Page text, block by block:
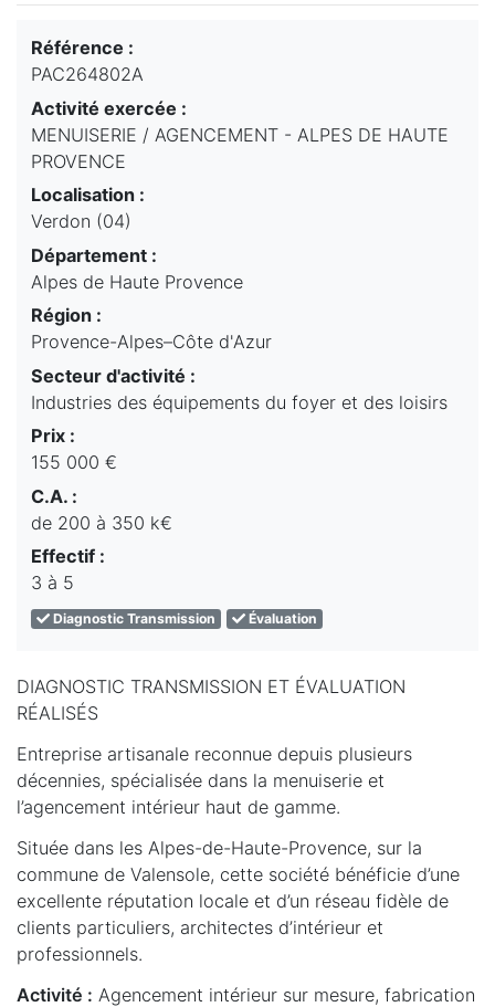
Référence :
PAC264802A
Activité exercée :
MENUISERIE / AGENCEMENT - ALPES DE HAUTE
PROVENCE
Localisation :
Verdon (04)
Département :
Alpes de Haute Provence
Région :
Provence-Alpes–Côte d'Azur
Secteur d'activité :
Industries des équipements du foyer et des loisirs
Prix :
155 000 €
C.A. :
de 200 à 350 k€
Effectif :
3 à 5
Diagnostic Transmission Évaluation
DIAGNOSTIC TRANSMISSION ET ÉVALUATION
RÉALISÉS
Entreprise artisanale reconnue depuis plusieurs
décennies, spécialisée dans la menuiserie et
l’agencement intérieur haut de gamme.
Située dans les Alpes-de-Haute-Provence, sur la
commune de Valensole, cette société bénéficie d’une
excellente réputation locale et d’un réseau fidèle de
clients particuliers, architectes d’intérieur et
professionnels.
Activité : Agencement intérieur sur mesure, fabrication